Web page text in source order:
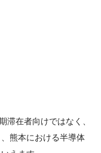
滞在者向けではなく、
熊本における半導体